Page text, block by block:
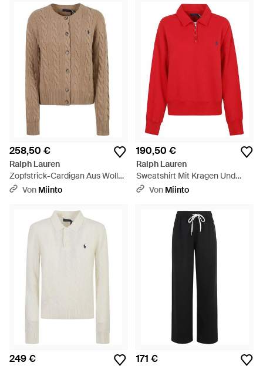
258,50 €
Ralph Lauren
Zopfstrick-Cardigan Aus Wolle
Und Kaschmir - Natur
Von Miinto
190,50 €
Ralph Lauren
Sweatshirt Mit Kragen Und
Halbem Reißverschluss - Rot
Von Miinto
249 € 171 €